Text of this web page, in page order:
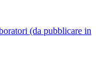
(da pubblicare in